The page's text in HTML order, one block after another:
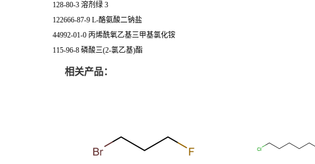
128-80-3 溶剂绿 3
122666-87-9 L-酪氨酸二钠盐
44992-01-0 丙烯酰氧乙基三甲基氯化铵
115-96-8 磷酸三(2-氯乙基)酯
相关产品：